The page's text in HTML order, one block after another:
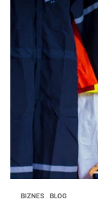
BIZNES BLOG